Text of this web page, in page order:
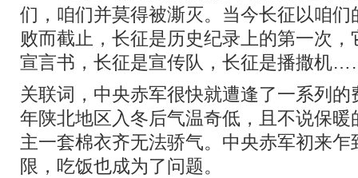
们，咱们并莫得被澌灭。当今长征以咱
败而截止，长征是历史纪录上的第一次
宣言书，长征是宣传队，长征是播撒机
关联词，中央赤军很快就遭逢了一系列
年陕北地区入冬后气温奇低，且不说保
主一套棉衣齐无法骄气。中央赤军初来
限，吃饭也成为了问题。